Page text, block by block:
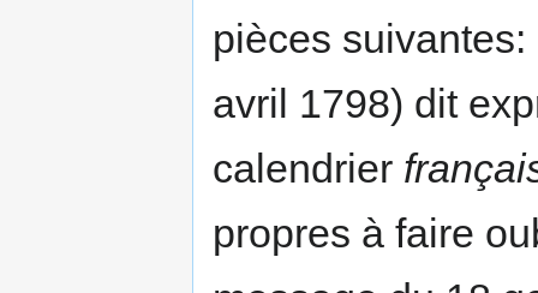
pièces
avril 1798) dit
calendrier
propres à faire